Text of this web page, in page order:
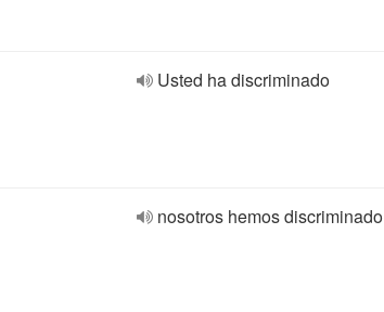
Usted ha discriminado
nosotros hemos discriminado